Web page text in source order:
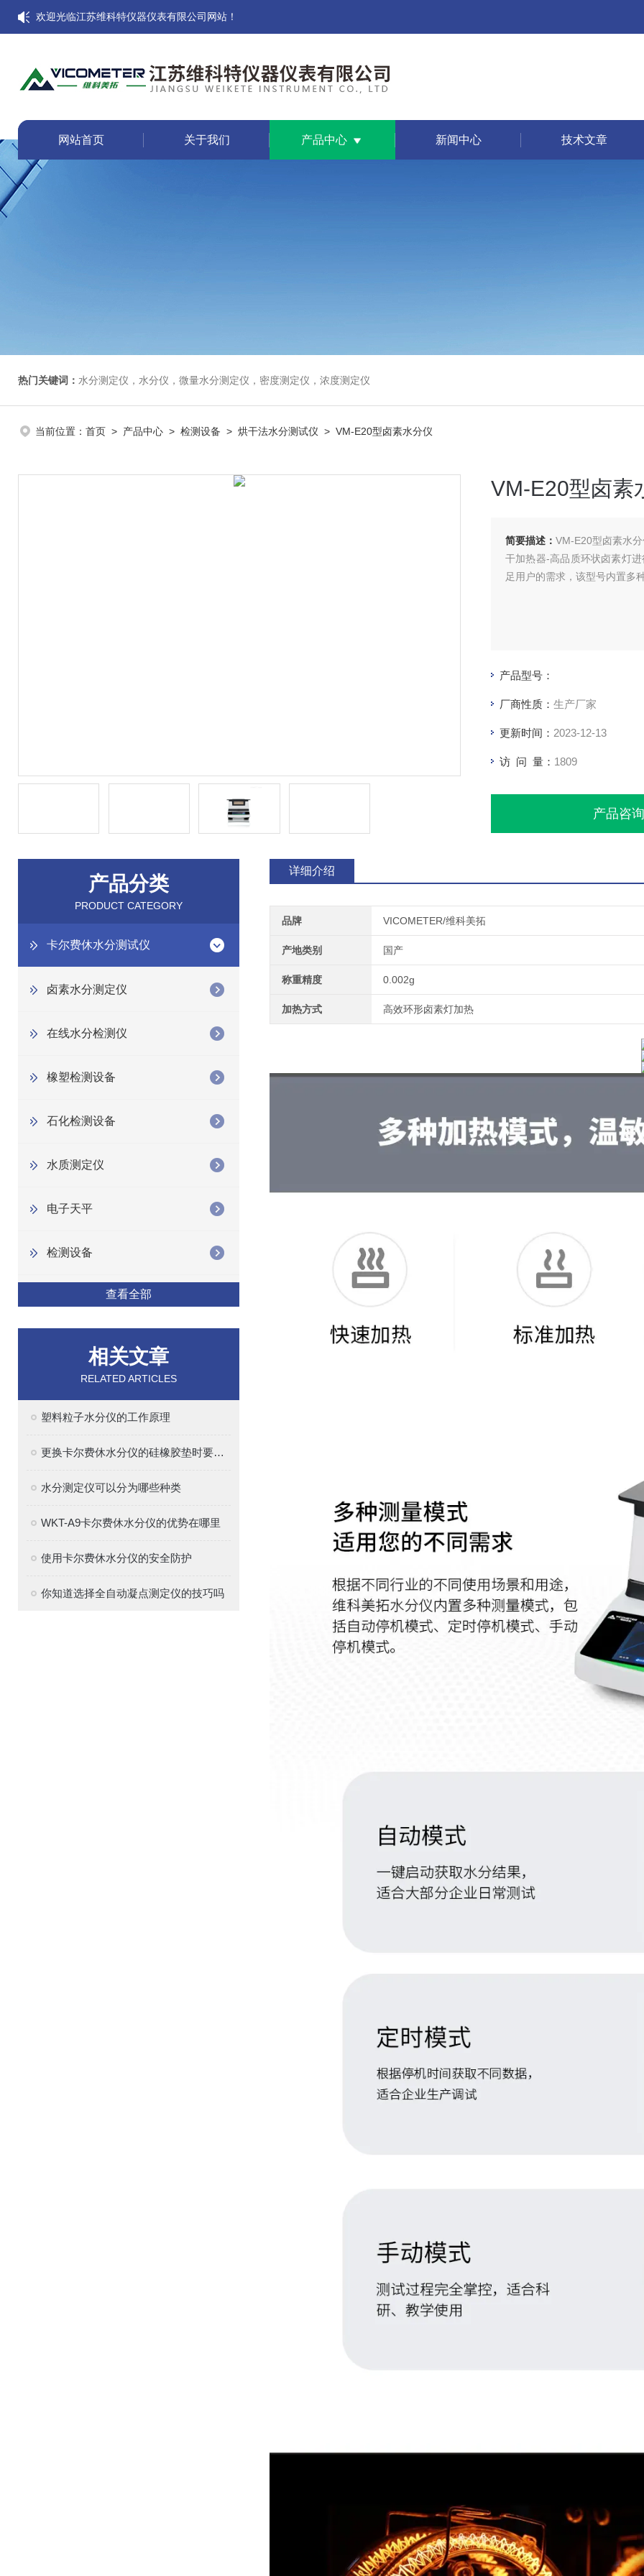
欢迎光临江苏维科特仪器仪表有限公司网站！
网站首页 关于我们 产品中心 新闻中心 技术文章
热门关键词： 水分测定仪，水分仪，微量水分测定仪，密度测定仪，浓度测定仪
当前位置： 首页 > 产品中心 > 检测设备 > 烘干法水分测试仪 > VM-E20型卤素水分仪
VM-E20型卤素
简要描述：VM-E20型卤素水
干加热器-高品质环状卤素灯
足用户的需求，该型号内置多
产品型号：
厂商性质： 生产厂家
更新时间： 2023-12-13
访 问 量： 1809
产品咨
产品分类
PRODUCT CATEGORY
卡尔费休水分测试仪
卤素水分测定仪
在线水分检测仪
橡塑检测设备
石化检测设备
水质测定仪
电子天平
检测设备
查看全部
相关文章
RELATED ARTICLES
塑料粒子水分仪的工作原理
更换卡尔费休水分仪的硅橡胶垫时要注意的事项
水分测定仪可以分为哪些种类
WKT-A9卡尔费休水分仪的优势在哪里
使用卡尔费休水分仪的安全防护
你知道选择全自动凝点测定仪的技巧吗
详细介绍
品牌 VICOMETER/维科美拓
产地类别 国产
称重精度 0.002g
加热方式 高效环形卤素灯加热